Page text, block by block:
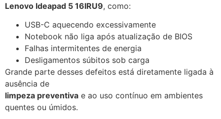
Lenovo Ideapad 5 16IRU9, como:
USB-C aquecendo excessivamente
Notebook não liga após atualização de BIOS
Falhas intermitentes de energia
Desligamentos súbitos sob carga
Grande parte desses defeitos está diretamente ligada à
ausência de
limpeza preventiva e ao uso contínuo em ambientes
quentes ou úmidos.